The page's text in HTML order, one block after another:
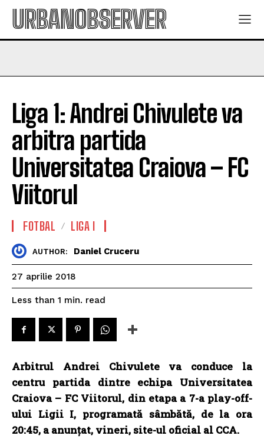
URBANOBSERVER
Liga 1: Andrei Chivulete va
arbitra partida
Universitatea Craiova – FC
Viitorul
FOTBAL LIGA I
AUTHOR: Daniel Cruceru
27 aprilie 2018
Less than 1 min. read
Arbitrul Andrei Chivulete va conduce la
centru partida dintre echipa Universitatea
Craiova – FC Viitorul, din etapa a 7-a play-off-
ului Ligii I, programată sâmbătă, de la ora
20:45, a anunţat, vineri, site-ul oficial al CCA.